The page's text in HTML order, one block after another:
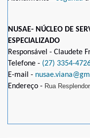
NUSAE- NÚCLEO DE
ESPECIALIZADO
Responsável - Claudete
Telefone - (27) 3354-
E-mail -
Endereço - Rua